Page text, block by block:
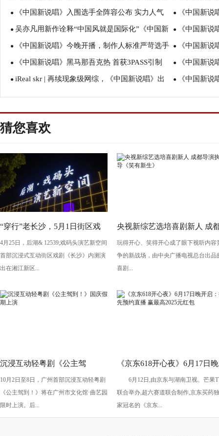
说唱能量
● 《中国新说唱》入围选手全阵容公布 实力人气
说唱歌手齐聚你更看好谁？
● 《中国新
凡谈华语说唱
● 吴亦凡用新作诠释“中国风就是国际化”《中国新
说唱》推广曲《中国魂》发布
● 《中国新
准：节拍很重
● 《中国新说唱》今晚开播，制作人标准严苛选手
危机重重
● 《中国新说
棋为抢人“不
● 《中国新说唱》黑马那吾克热 首获3PASS引制
作人哄抢
● 《中国新
国网综新模式
● iReal skr | 再续现象级网综，《中国新说唱》出
手就是组合拳
● 《中国新
奕可（KAKA
猜您喜欢
“穿行”老长沙，5月1日街区戏
剧《长沙》将亮相“后湖・戏码
头”
4月25日，后湖& 12539;戏码头演艺新空间
首部沉浸式互动街区戏剧《长沙》内测演
出在湘江新区...
央视新综艺选培喜剧新人 成
导演执导《笑有新生》
玩得开心、笑得开心成了眼下视听内容
争的新战场，由中央广播电视总台出品
喜剧...
沉浸互动轻粤剧《公主驾
到！》国庆假期上演
10月2日至8日，广州首部沉浸互动轻粤剧
《公主驾到！》将在广州市文化馆·曲艺园
限时上演。后...
《京东618开心夜》6月17日晚
开启：抢先预约直播 赢最高
2025元红包
6月12日,由京东与湖南卫视、芒果
联合举办,超六赛道联合制作,京东买药独
家冠名的《京东...